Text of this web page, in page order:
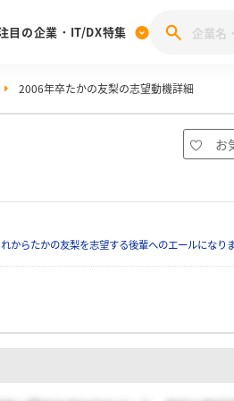
] 本選考体験記投稿キャンペーン
目の企業・IT/DX特集
2006年卒たかの友梨の志望動機詳細
お
からたかの友梨を志望する後輩へのエールになり